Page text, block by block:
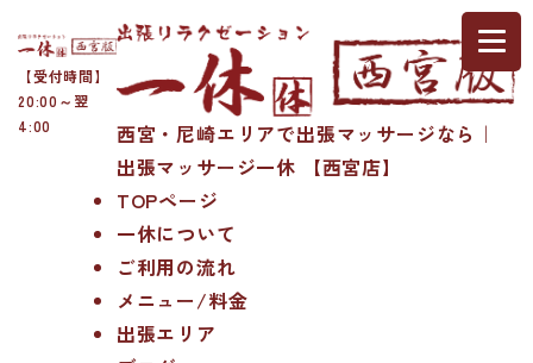
【受付時間】
20:00～翌
4:00
西宮・尼崎エリアで出張マッサージなら｜
出張マッサージ一休 【西宮店】
TOPページ
一休について
ご利用の流れ
メニュー/料金
出張エリア